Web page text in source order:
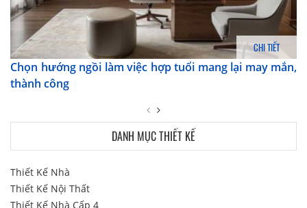
CHI TIẾT
Chọn hướng ngồi làm việc hợp tuổi mang lại may mắn,
thành công
DANH MỤC THIẾT KẾ
Thiết Kế Nhà
Thiết Kế Nội Thất
Thiết Kế Nhà Cấp 4